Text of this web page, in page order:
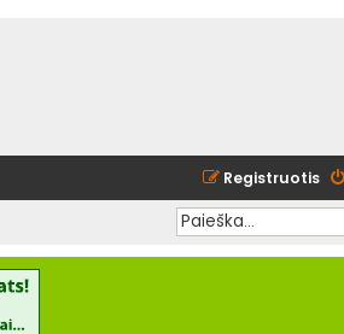
Registruotis